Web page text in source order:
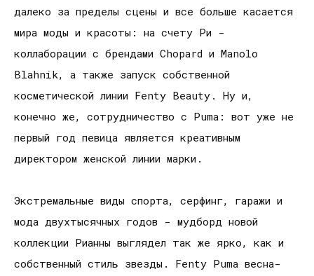
далеко за пределы сцены и все больше касается
мира моды и красоты: на счету Ри -
коллаборации с брендами Chopard и Manolo
Blahnik, а также запуск собственной
косметической линии Fenty Beauty. Ну и,
конечно же, сотрудничество с Puma: вот уже не
первый год певица является креативным
директором женской линии марки.
Экстремальные виды спорта, серфинг, гаражи и
мода двухтысячных годов - мудборд новой
коллекции Рианны выглядел так же ярко, как и
собственный стиль звезды. Fenty Puma весна-